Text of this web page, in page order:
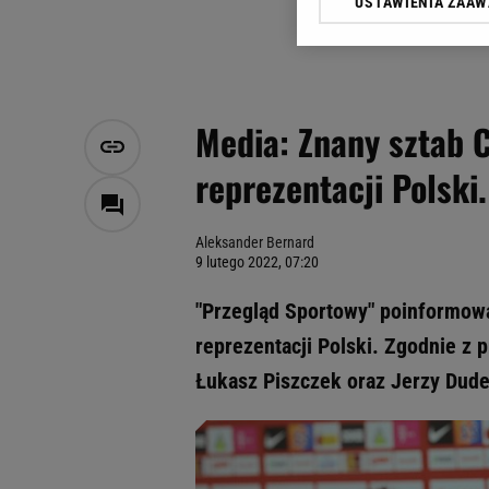
Media: Znany sztab
reprezentacji
Aleksander Bernard
9 lutego 2022, 07:20
"Przegląd Sportowy"
reprezentacji Polski. Zgodnie z
Łukasz Piszczek oraz Jerzy
Klikając „Akceptuję”
Zaufanych Partnerów i
My, nasi Zaufani
Przechowywanie